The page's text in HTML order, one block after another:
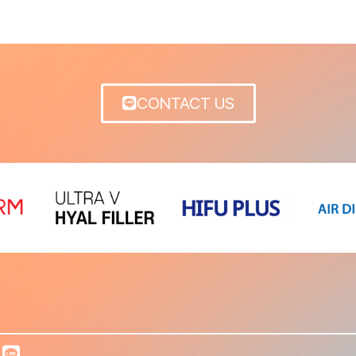
CONTACT US